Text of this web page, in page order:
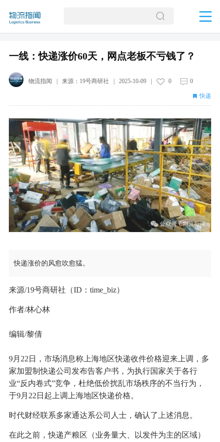
一线：快递涨价60天，网点老板不亏钱了？
物流指闻 | 来源： 19号商研社 2025-10-09| 0 0
快递
快递涨价的风愈吹愈猛。
来源/19号商研社（ID：time_biz）
作者/林心林
编辑/黎倩
9月22日，市场消息称上海地区快递收件价格迎来上调，多
家加盟制快递公司发布告客户书，为执行国家关于各行
业“反内卷式”竞争，杜绝低价扰乱市场秩序的不当行为，
于9月22日起上调上海地区快递价格。
时代财经联系多家通达系公司人士，确认了上述消息。
在此之前，快递产粮区（业务量大、以发件为主的区域）